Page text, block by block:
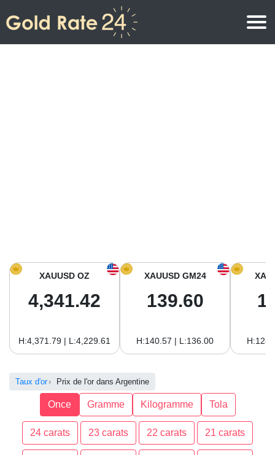
Prix de l’or aujourd’hui en Amérique du Sud
XAUUSD OZ
4,341.42
H:4,371.79 | L:4,229.61
XAUUSD GM24
139.60
H:140.57 | L:136.00
Taux d'or Prix de l'or dans Argentine
Once Gramme Kilogramme Tola
24 carats 23 carats 22 carats 21 carats